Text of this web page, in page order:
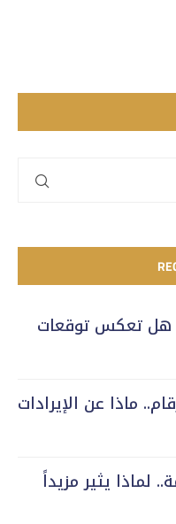
هل تعكس توقعات
ماذا عن الإيرادات
لماذا يثير مزيداً